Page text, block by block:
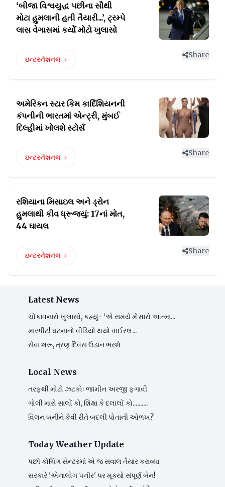
‘બીજા વિશ્વયુદ્ધ પછીના સૌથી
મોટા હુમલાની હતી તૈયારી...’, ટ્રમ્પે
લાસ વેગાસમાં કર્યો મોટો ખુલાસો
ઇન્ટરનેશનલ
Share
અમેરિકન સ્ટાર કિમ કાર્દિશિયનની
કંપનીની ભારતમાં એન્ટ્રી, મુંબઈ
દિલ્હીમાં ખોલશે સ્ટોર્સ
ઇન્ટરનેશનલ
Share
રશિયાના મિસાઇલ અને ડ્રોન
હુમલાથી કીવ ધ્રૂજ્યું: 17નાં મોત,
44 ઘાયલ
ઇન્ટરનેશનલ
Share
Latest News
ચોંકાવનારો ખુલાસો, કહ્યું- ‘એ સમયે મેં મારો આત્મા...
મારપીટ! ઘટનાનો વીડિયો થયો વાઈરલ...
સેવા શરૂ, ત્રણ દિવસ ઉડાન ભરશે
Local News
તરફથી મોટો ઝટકોઃ જામીન અરજી ફગાવી
ગોલી મારો સાલોં કો, શિક્ષા કે દલાલોં કો..........
વિલન બનીને કેવી રીતે બદલી પોતાની ઓળખ?
Today Weather Update
પછી કોચિંગ સેન્ટરમાં એ જ સવાલ તૈયાર કરાવ્યા
સરકારે 'એનાલોગ પનીર' પર મૂક્યો સંપૂર્ણ બેન!